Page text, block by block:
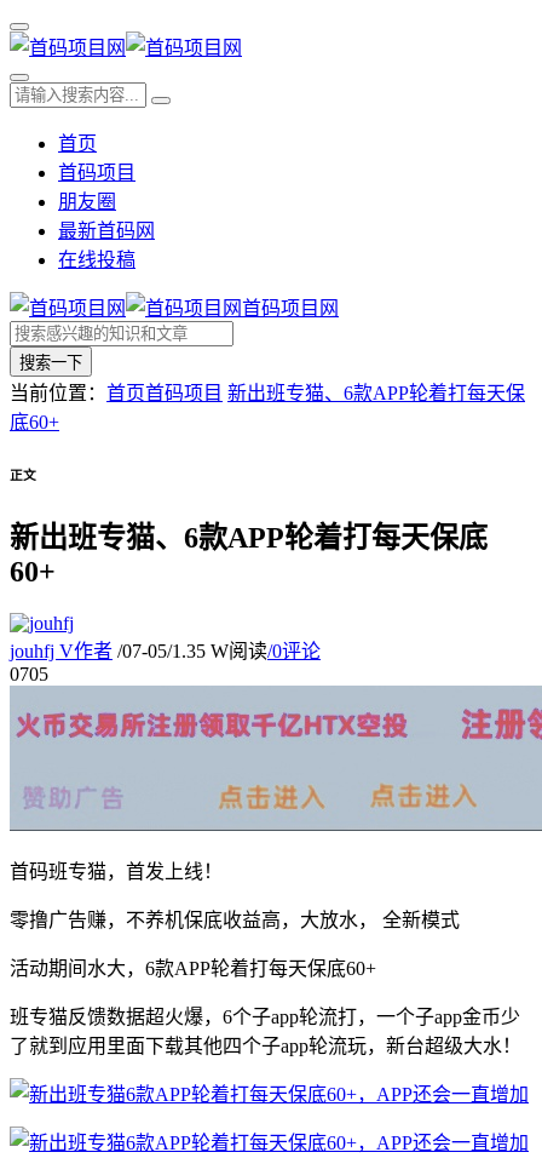
首页
首码项目
朋友圈
最新首码网
在线投稿
首码项目网
搜索一下
当前位置： 首页首码项目 新出班专猫、6款APP轮着打每天保
底60+
正文
新出班专猫、6款APP轮着打每天保底
60+
jouhfj V作者 /07-05/1.35 W阅读/0评论
0705
首码班专猫，首发上线！
零撸广告赚，不养机保底收益高，大放水， 全新模式
活动期间水大，6款APP轮着打每天保底60+
班专猫反馈数据超火爆，6个子app轮流打，一个子app金币少
了就到应用里面下载其他四个子app轮流玩，新台超级大水！